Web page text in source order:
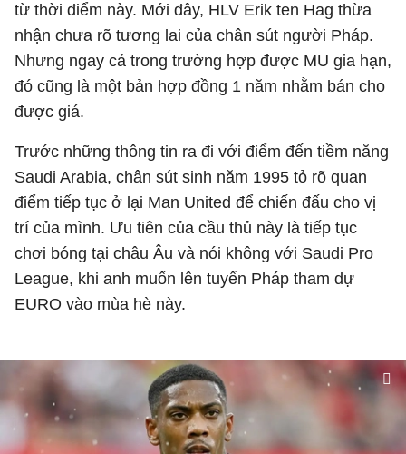
từ thời điểm này. Mới đây, HLV Erik ten Hag thừa
nhận chưa rõ tương lai của chân sút người Pháp.
Nhưng ngay cả trong trường hợp được MU gia hạn,
đó cũng là một bản hợp đồng 1 năm nhằm bán cho
được giá.
Trước những thông tin ra đi với điểm đến tiềm năng
Saudi Arabia, chân sút sinh năm 1995 tỏ rõ quan
điểm tiếp tục ở lại Man United để chiến đấu cho vị
trí của mình. Ưu tiên của cầu thủ này là tiếp tục
chơi bóng tại châu Âu và nói không với Saudi Pro
League, khi anh muốn lên tuyển Pháp tham dự
EURO vào mùa hè này.